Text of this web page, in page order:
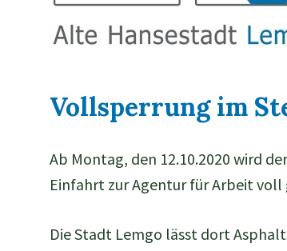
Vollsperrung im
Ab Montag, den 12.10.2020 wird
Einfahrt zur Agentur für Arbeit voll
Die Stadt Lemgo lässt dort